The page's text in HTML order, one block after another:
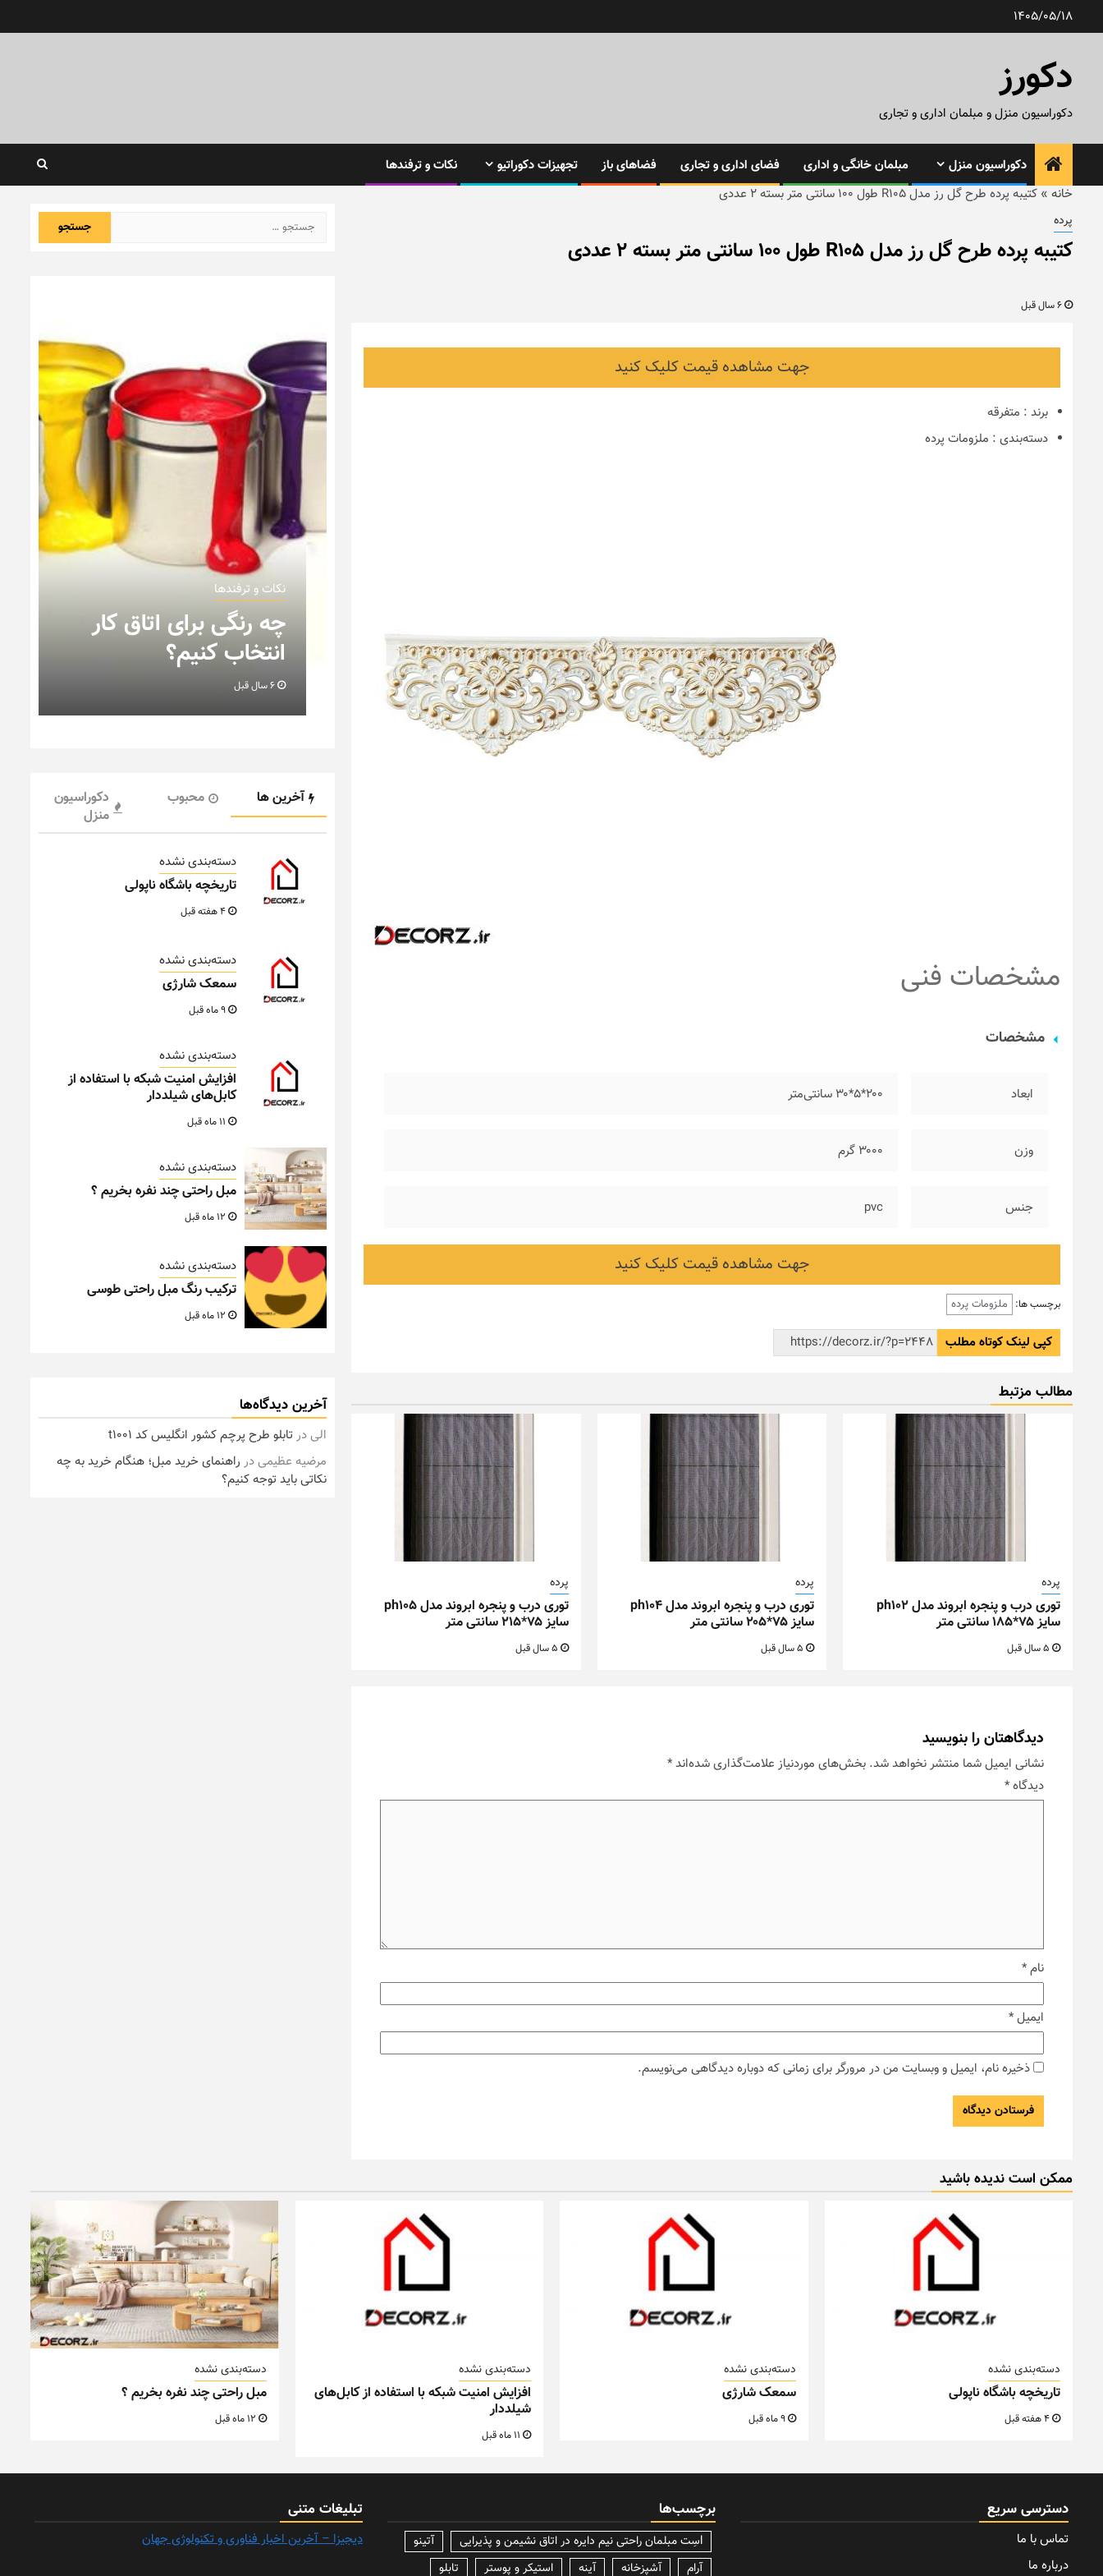
1405/05/18
دکورز
دکوراسیون منزل و مبلمان اداری و تجاری
دکوراسیون منزل مبلمان خانگی و اداری فضای اداری و تجاری فضاهای باز تجهیزات دکوراتیو
نکات و ترفندها
خانه » کتیبه پرده طرح گل رز مدل R105 طول ۱۰۰ سانتی متر بسته ۲ عددی
پرده
کتیبه پرده طرح گل رز مدل R105 طول ۱۰۰ سانتی متر بسته ۲ عددی
جهت مشاهده قیمت کلیک کنید
برند : متفرقه
دسته‌بندی : ملزومات پرده
مشخصات فنی
مشخصات
ابعاد ۲۰۰*۵*۳۰ سانتی‌متر
وزن ۳۰۰۰ گرم
جنس pvc
جهت مشاهده قیمت کلیک کنید
برچسب ها: ملزومات پرده
کپی لینک کوتاه مطلب
مطالب مزتبط
پرده
توری درب و پنجره ابروند مدل ph102
سایز ۷۵*۱۸۵ سانتی متر
پرده
توری درب و پنجره ابروند مدل ph104
سایز ۷۵*۲۰۵ سانتی متر
5 سال قبل
پرده
توری درب و پنجره ابروند مدل ph105
سایز ۷۵*۲۱۵ سانتی متر
دیدگاهتان را بنویسید
نشانی ایمیل شما منتشر نخواهد شد. بخش‌های موردنیاز علامت‌گذاری شده‌اند*
دیدگاه*
نام*
ایمیل*
ذخیره نام، ایمیل و وبسایت من در مرورگر برای زمانی که دوباره دیدگاهی می‌نویسم.
جستجو
برای:
های ایرانی
چیدمان خانه (جدیدترین
ایده‌ها و عکس‌ها)
6 سال قبل
نکات و ترفندها
چه رنگی برای اتاق کار
انتخاب کنیم؟
آخرین ها محبوب
دکوراسیون
منزل
دسته‌بندی نشده
تاریخچه باشگاه ناپولی
دسته‌بندی نشده
سمعک شارژی
دسته‌بندی نشده
افزایش امنیت شبکه با استفاده از
کابل‌های شیلددار
دسته‌بندی نشده
مبل راحتی چند نفره بخریم ؟
دسته‌بندی نشده
ترکیب رنگ مبل راحتی طوسی
آخرین دیدگاه‌ها
الیدرتابلو طرح پرچم کشور انگلیس کد t1001
مرضیه عظیمیدر راهنمای خرید مبل؛ هنگام خرید به چه
نکاتی باید توجه کنیم؟
ممکن است ندیده باشید
دسته‌بندی نشده
تاریخچه باشگاه ناپولی
دسته‌بندی نشده
سمعک شارژی
9 ماه قبل
دسته‌بندی نشده
افزایش امنیت شبکه با استفاده از کابل‌های
شیلددار
دسته‌بندی نشده
مبل راحتی چند نفره بخریم ؟
دسترسی سریع
تماس با ما
درباره ما
برچسب‌ها
lسِت مبلمان راحتی نیم دایره در اتاق نشیمن و پذیرایی
آتینو
آرام
آشپزخانه آینه استیکر و پوستر تابلو
تبلیغات متنی
دیجیزا – آخرین اخبار فناوری و تکنولوژی جهان